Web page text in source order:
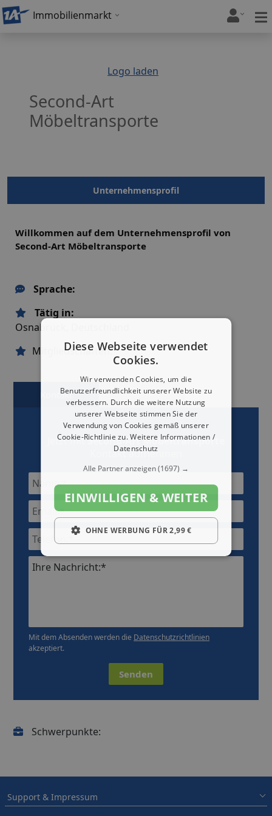
Immobilienmarkt
Logo laden
Second-Art
Möbeltransporte
Unternehmensprofil
Willkommen auf dem Unternehmensprofil von
Second-Art Möbeltransporte
Sprache:
Tätig in:
Osnabrück, Deutschland
Mitgliedschaften:
Kontakt Karte
Jetzt mitSecond-Art Möbeltransporte
Kontakt aufnehmen
Ihre Nachricht:*
Mit dem Absenden werden die Datenschutzrichtlinien
akzeptiert.
Senden
Schwerpunkte:
Support & Impressum
Diese Webseite verwendet
Cookies.
Wir verwenden Cookies, um die
Benutzerfreundlichkeit unserer Website zu
verbessern. Durch die weitere Nutzung
unserer Webseite stimmen Sie der
Verwendung von Cookies gemäß unserer
Cookie-Richtlinie zu.Weitere Informationen /
Datenschutz
Alle Partner anzeigen(1697) →
EINWILLIGEN & WEITER
OHNE WERBUNG FÜR 2,99 €